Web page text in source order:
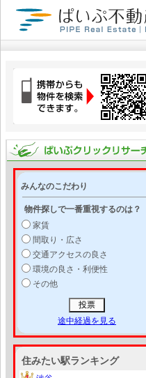
みんなのこだわり
物件探しで一番重視するのは？
家賃
間取り・広さ
交通アクセスの良さ
環境の良さ・利便性
その他
途中経過を見る
住みたい駅ランキング